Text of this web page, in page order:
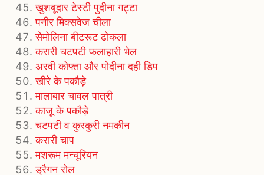
खुशबूदार टेस्टी पुदीना गट्टा
पनीर मिक्सवेज चीला
सेमोलिना बीटरूट ढोकला
करारी चटपटी फलाहारी भेल
अरवी कोफ्ता और पोदीना दही डिप
खीरे के पकौड़े
मालाबार चावल पात्री
काजू के पकौड़े
चटपटी व कुरकुरी नमकीन
करारी चाप
मशरूम मन्चूरियन
ड्रैगन रोल